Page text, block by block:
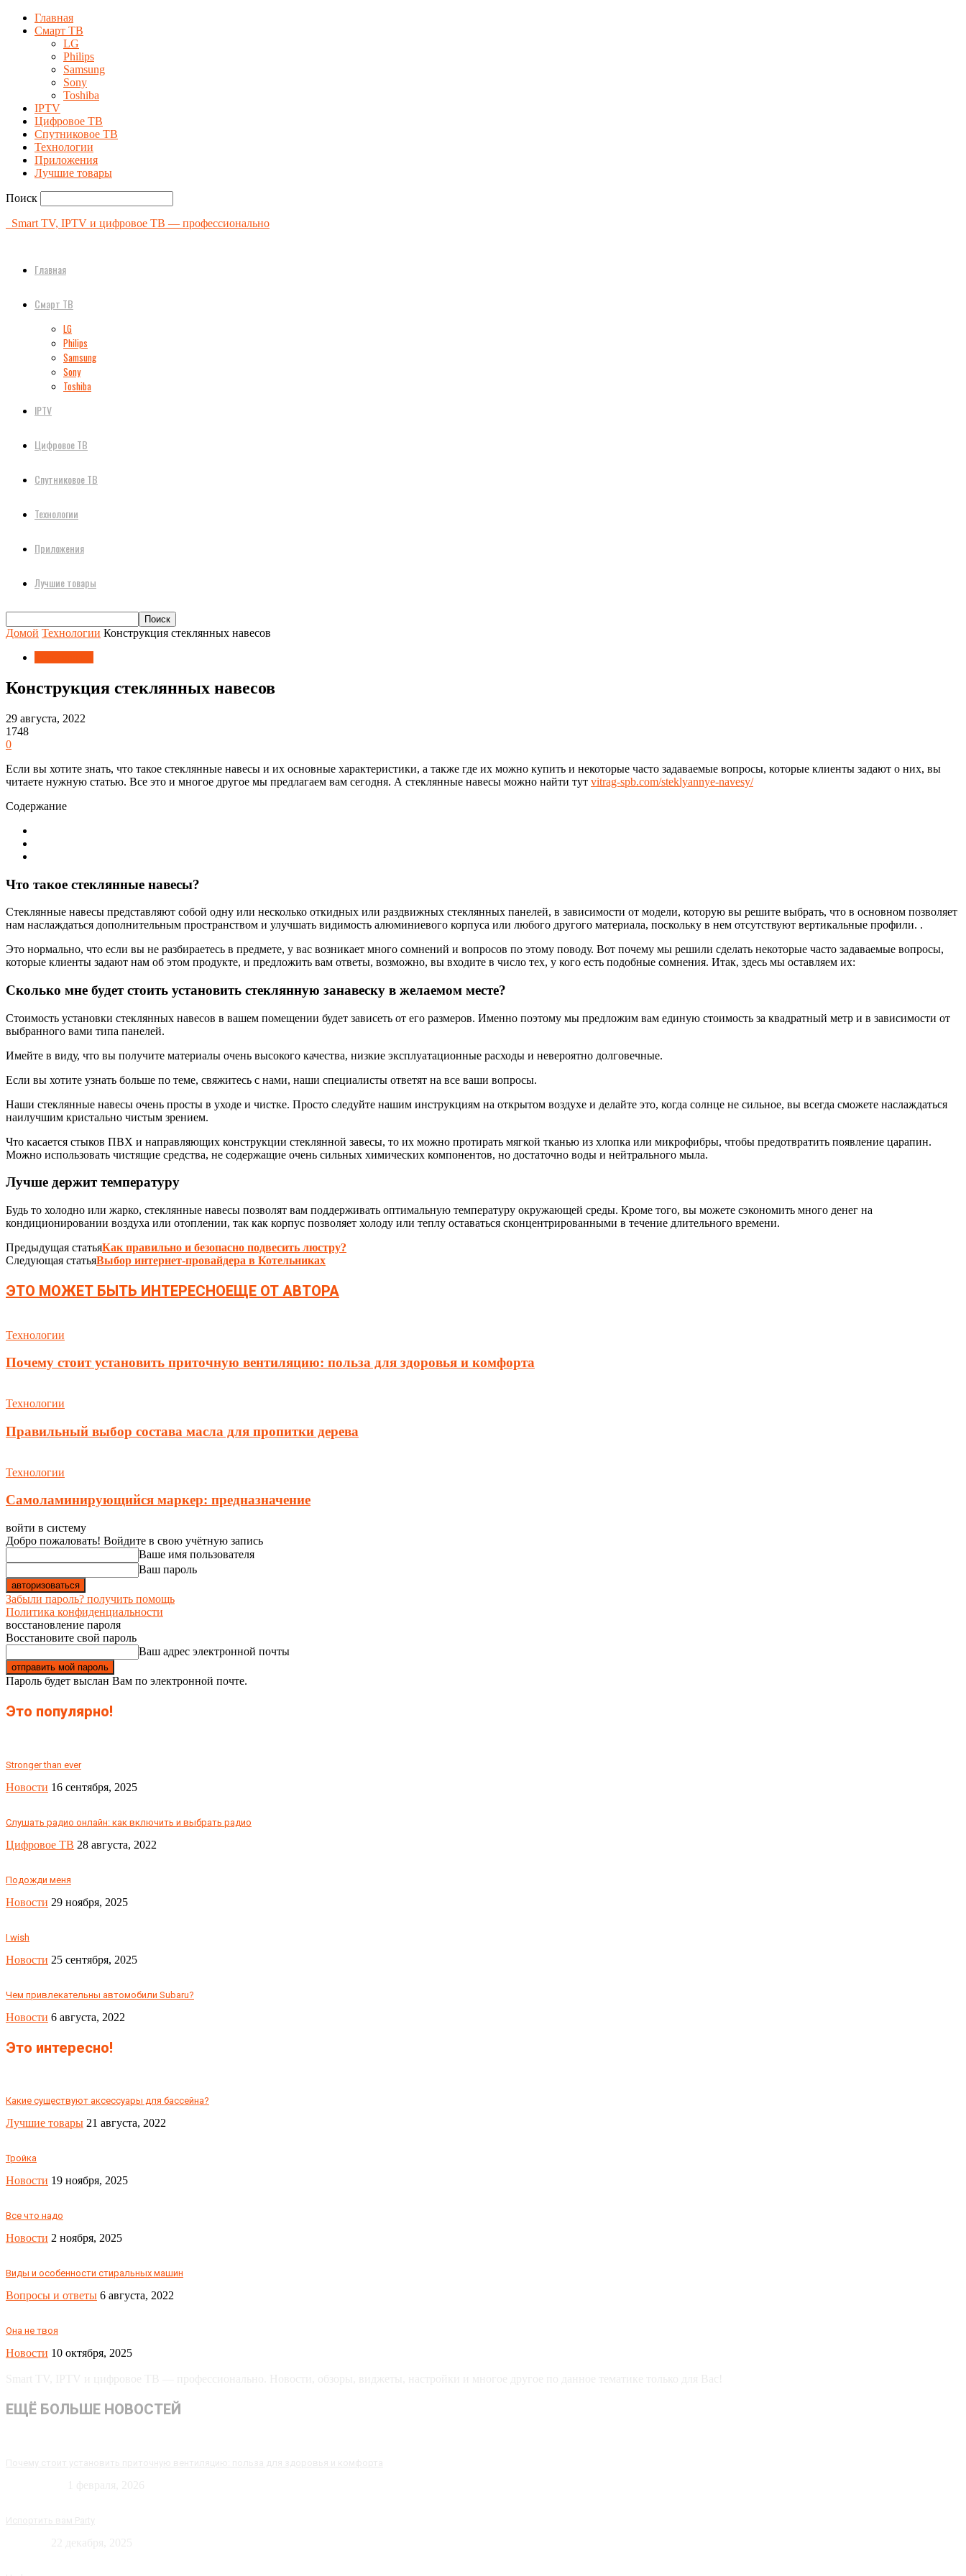
Главная
Смарт ТВ
LG
Philips
Samsung
Sony
Toshiba
IPTV
Цифровое ТВ
Спутниковое ТВ
Технологии
Приложения
Лучшие товары
Поиск
Smart TV, IPTV и цифровое ТВ — профессионально
Главная
Смарт ТВ
LG
Philips
Samsung
Sony
Toshiba
IPTV
Цифровое ТВ
Спутниковое ТВ
Технологии
Приложения
Лучшие товары
Домой Технологии Конструкция стеклянных навесов
Конструкция стеклянных навесов
29 августа, 2022
1748
0
Если вы хотите знать, что такое стеклянные навесы и их основные характеристики, а также где их можно купить и некоторые часто задаваемые вопросы, которые клиенты задают о них, вы
читаете нужную статью. Все это и многое другое мы предлагаем вам сегодня. А стеклянные навесы можно найти тут vitrag-spb.com/steklyannye-navesy/
Содержание
Что такое стеклянные навесы?
Стеклянные навесы представляют собой одну или несколько откидных или раздвижных стеклянных панелей, в зависимости от модели, которую вы решите выбрать, что в основном позволяет
нам наслаждаться дополнительным пространством и улучшать видимость алюминиевого корпуса или любого другого материала, поскольку в нем отсутствуют вертикальные профили. .
Это нормально, что если вы не разбираетесь в предмете, у вас возникает много сомнений и вопросов по этому поводу. Вот почему мы решили сделать некоторые часто задаваемые вопросы,
которые клиенты задают нам об этом продукте, и предложить вам ответы, возможно, вы входите в число тех, у кого есть подобные сомнения. Итак, здесь мы оставляем их:
Сколько мне будет стоить установить стеклянную занавеску в желаемом месте?
Стоимость установки стеклянных навесов в вашем помещении будет зависеть от его размеров. Именно поэтому мы предложим вам единую стоимость за квадратный метр и в зависимости от
выбранного вами типа панелей.
Имейте в виду, что вы получите материалы очень высокого качества, низкие эксплуатационные расходы и невероятно долговечные.
Если вы хотите узнать больше по теме, свяжитесь с нами, наши специалисты ответят на все ваши вопросы.
Наши стеклянные навесы очень просты в уходе и чистке. Просто следуйте нашим инструкциям на открытом воздухе и делайте это, когда солнце не сильное, вы всегда сможете наслаждаться
наилучшим кристально чистым зрением.
Что касается стыков ПВХ и направляющих конструкции стеклянной завесы, то их можно протирать мягкой тканью из хлопка или микрофибры, чтобы предотвратить появление царапин.
Можно использовать чистящие средства, не содержащие очень сильных химических компонентов, но достаточно воды и нейтрального мыла.
Лучше держит температуру
Будь то холодно или жарко, стеклянные навесы позволят вам поддерживать оптимальную температуру окружающей среды. Кроме того, вы можете сэкономить много денег на
кондиционировании воздуха или отоплении, так как корпус позволяет холоду или теплу оставаться сконцентрированными в течение длительного времени.
Предыдущая статьяКак правильно и безопасно подвесить люстру?
Следующая статьяВыбор интернет-провайдера в Котельниках
ЭТО МОЖЕТ БЫТЬ ИНТЕРЕСНОЕЩЕ ОТ АВТОРА
Технологии
Почему стоит установить приточную вентиляцию: польза для здоровья и комфорта
Технологии
Правильный выбор состава масла для пропитки дерева
Технологии
Самоламинирующийся маркер: предназначение
войти в систему
Добро пожаловать! Войдите в свою учётную запись
Ваше имя пользователя
Ваш пароль
Забыли пароль? получить помощь
Политика конфиденциальности
восстановление пароля
Восстановите свой пароль
Ваш адрес электронной почты
Пароль будет выслан Вам по электронной почте.
Это популярно!
Stronger than ever
Новости 16 сентября, 2025
Слушать радио онлайн: как включить и выбрать радио
Цифровое ТВ 28 августа, 2022
Подожди меня
Новости 29 ноября, 2025
I wish
Новости 25 сентября, 2025
Чем привлекательны автомобили Subaru?
Новости 6 августа, 2022
Это интересно!
Какие существуют аксессуары для бассейна?
Лучшие товары 21 августа, 2022
Тройка
Новости 19 ноября, 2025
Все что надо
Новости 2 ноября, 2025
Виды и особенности стиральных машин
Вопросы и ответы 6 августа, 2022
Она не твоя
Новости 10 октября, 2025
ЕЩЁ БОЛЬШЕ НОВОСТЕЙ